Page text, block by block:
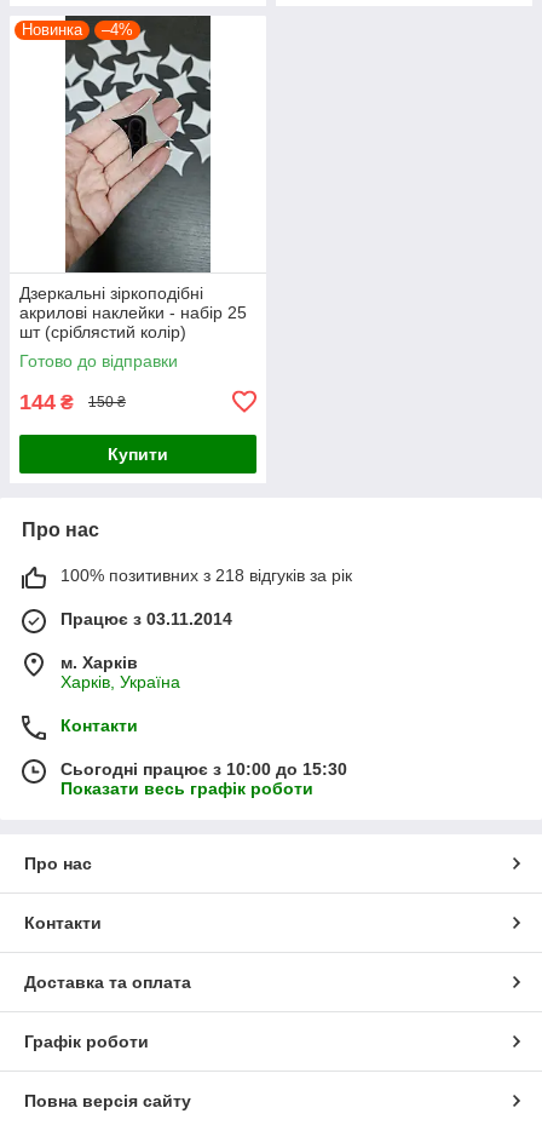
Новинка –4%
Дзеркальні зіркоподібні
акрилові наклейки - набір 25
шт (сріблястий колір)
Готово до відправки
144 ₴ 150 ₴
Купити
Про нас
100% позитивних з 218 відгуків за рік
Працює з 03.11.2014
м. Харків
Харків, Україна
Контакти
Сьогодні працює з 10:00 до 15:30
Показати весь графік роботи
Про нас
Контакти
Доставка та оплата
Графік роботи
Повна версія сайту